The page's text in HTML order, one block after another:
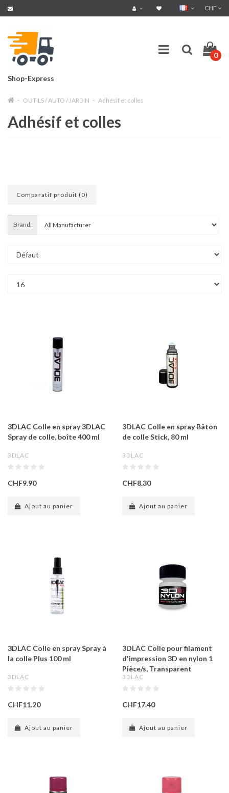
CHF
Shop-Express
0
OUTILS / AUTO / JARDIN Adhésif et colles
Adhésif et colles
Comparatif produit (0)
Brand:
3DLAC Colle en spray 3DLAC
Spray de colle, boîte 400 ml
3DLAC
CHF9.90
Ajout au panier
3DLAC Colle en spray Bâton
de colle Stick, 80 ml
3DLAC
CHF8.30
Ajout au panier
3DLAC Colle en spray Spray à
la colle Plus 100 ml
3DLAC
CHF11.20
Ajout au panier
3DLAC Colle pour filament
d'impression 3D en nylon 1
Pièce/s, Transparent
3DLAC
CHF17.40
Ajout au panier